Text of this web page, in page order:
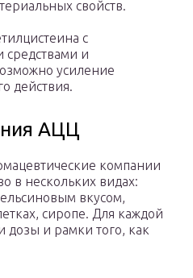
свойств.
с
и
усиление
действия.
АЦЦ
компании
в нескольких видах:
вкусом,
сиропе. Для каждой
и рамки того, как